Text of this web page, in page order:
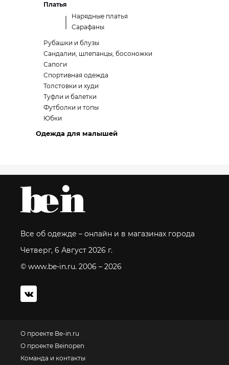
Платья
Нарядные платья
Сарафаны
Рубашки и блузы
Сандалии, шлепанцы, босоножки
Сапоги
Спортивная одежда
Толстовки и худи
Туфли и балетки
Футболки и топы
Юбки
Одежда для малышей
Все об одежде – онлайн и в магазинах города
Четверг, 6 Август 2026 г.
© www.be-in.ru. 2006 – 2026
О проекте Be-in.ru
О проекте Beinopen
Команда и контакты